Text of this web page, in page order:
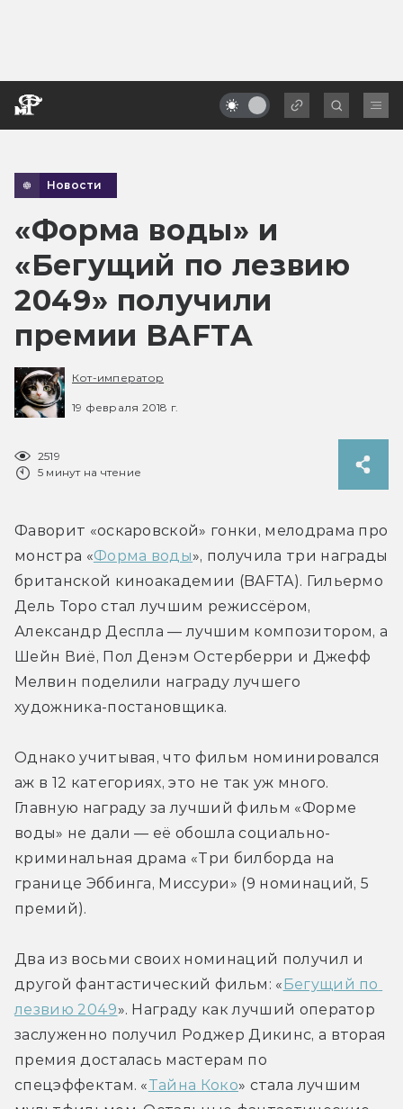
Новости
«Форма воды» и
«Бегущий по лезвию
2049» получили
премии BAFTA
Кот-император
19 февраля 2018 г.
2519
5 минут на чтение
Фаворит «оскаровской» гонки, мелодрама про
монстра «Форма воды», получила три награды
британской киноакадемии (BAFTA). Гильермо
Дель Торо стал лучшим режиссёром,
Александр Деспла — лучшим композитором, а
Шейн Виё, Пол Денэм Остерберри и Джефф
Мелвин поделили награду лучшего
художника-постановщика.
Однако учитывая, что фильм номинировался
аж в 12 категориях, это не так уж много.
Главную награду за лучший фильм «Форме
воды» не дали — её обошла социально-
криминальная драма «Три билборда на
границе Эббинга, Миссури» (9 номинаций, 5
премий).
Два из восьми своих номинаций получил и
другой фантастический фильм: «Бегущий по
лезвию 2049». Награду как лучший оператор
заслуженно получил Роджер Дикинс, а вторая
премия досталась мастерам по
спецэффектам. «Тайна Коко» стала лучшим